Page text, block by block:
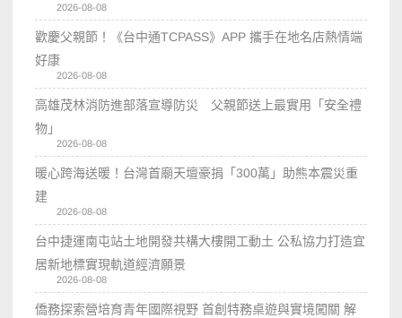
2026-08-08
歡慶父親節！《台中通TCPASS》APP 攜手在地名店熱情端
好康
2026-08-08
高雄茂林消防進部落宣導防災 父親節送上最實用「安全禮
物」
2026-08-08
暖心跨海送暖！台灣首廟天壇豪捐「300萬」助熊本震災重
建
2026-08-08
台中捷運南屯站土地開發共構大樓開工動土 公私協力打造宜
居新地標實現軌道經濟願景
2026-08-08
僑務探索營培育青年國際視野 首創特務桌遊與實境闖關 解